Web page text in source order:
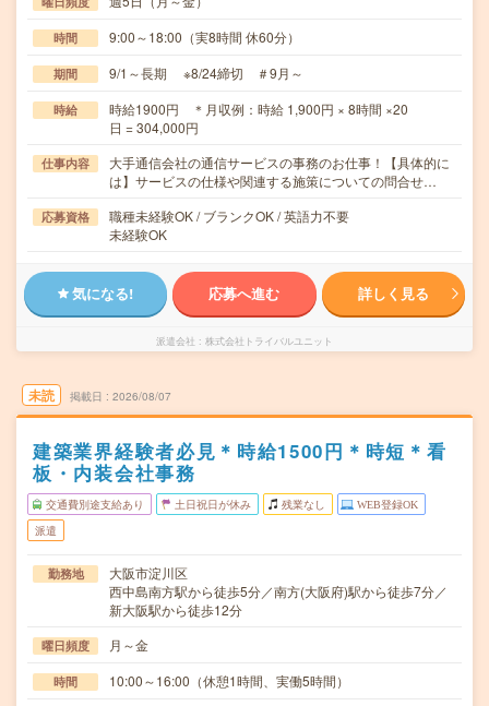
時間 9:00～18:00（実8時間 休60分）
期間 9/1～長期 ※8/24締切 ＃9月～
時給
時給1900円 ＊月収例：時給 1,900円 × 8時間 ×20
日 = 304,000円
仕事内容
大手通信会社の通信サービスの事務のお仕事！【具体的に
は】サービスの仕様や関連する施策についての問合せ…
応募資格
職種未経験OK / ブランクOK / 英語力不要
未経験OK
気になる! 応募へ進む 詳しく見る
派遣会社 株式会社トライバルユニット
未読 掲載日 2026/08/07
建築業界経験者必見＊時給1500円＊時短＊看
板・内装会社事務
交通費別途支給あり 土日祝日が休み 残業なし WEB登録OK
派遣
勤務地
大阪市淀川区
西中島南方駅から徒歩5分／南方(大阪府)駅から徒歩7分／
新大阪駅から徒歩12分
曜日頻度 月～金
時間 10:00～16:00（休憩1時間、実働5時間）